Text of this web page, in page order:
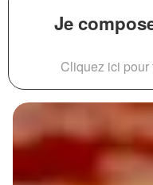
Je
Cliquez ici pour